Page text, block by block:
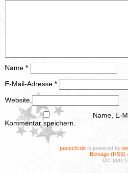
Name *
E-Mail-Adresse *
Website
Name, E-
Kommentar speichern.
panschi.deis powered by
Beiträge (RSS)
Der pure